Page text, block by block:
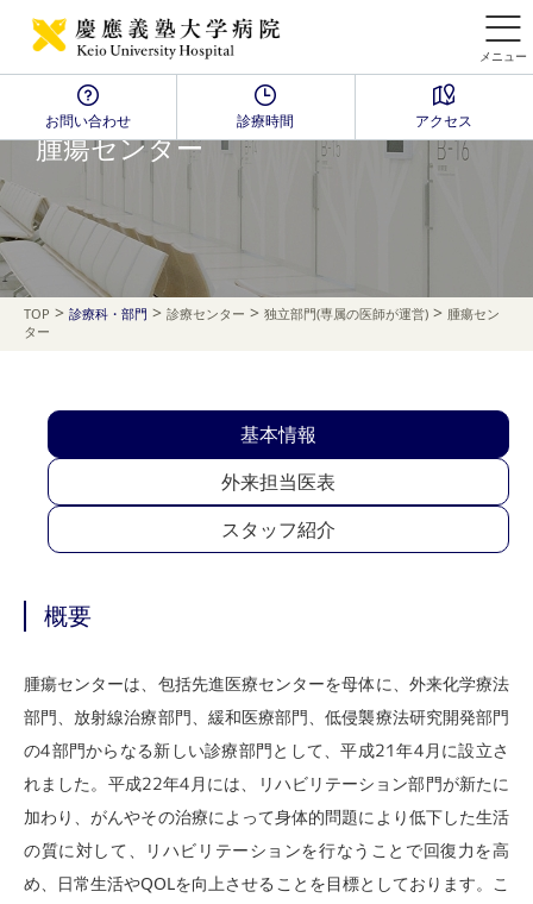
メニュー
お問い合わせ 診療時間 アクセス
腫瘍センター
TOP > 診療科・部門 > 診療センター > 独立部門(専属の医師が運営) > 腫瘍セン
ター
基本情報
外来担当医表
スタッフ紹介
概要
腫瘍センターは、包括先進医療センターを母体に、外来化学療法
部門、放射線治療部門、緩和医療部門、低侵襲療法研究開発部門
の4部門からなる新しい診療部門として、平成21年4月に設立さ
れました。平成22年4月には、リハビリテーション部門が新たに
加わり、がんやその治療によって身体的問題により低下した生活
の質に対して、リハビリテーションを行なうことで回復力を高
め、日常生活やQOLを向上させることを目標としております。こ